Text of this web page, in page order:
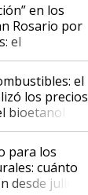
en los
Rosario por
el
de las
tensión tras
de los
el
los precios
bioetanol
para los
cuánto
desde julio